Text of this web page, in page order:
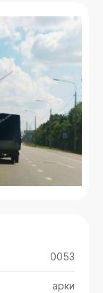
0053
арки